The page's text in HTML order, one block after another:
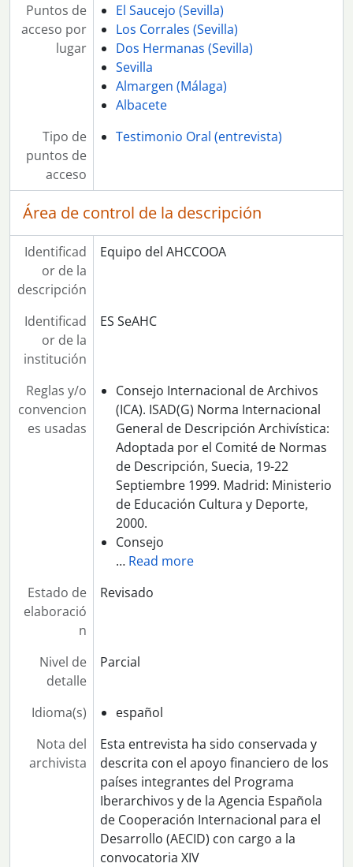
Puntos de
acceso por
lugar
El Saucejo (Sevilla)
Los Corrales (Sevilla)
Dos Hermanas (Sevilla)
Sevilla
Almargen (Málaga)
Albacete
Tipo de
puntos de
acceso
Testimonio Oral (entrevista)
Área de control de la descripción
Identificad
or de la
descripción
Equipo del AHCCOOA
Identificad
or de la
institución
ES SeAHC
Reglas y/o
convencion
es usadas
Consejo Internacional de Archivos
(ICA). ISAD(G) Norma Internacional
General de Descripción Archivística:
Adoptada por el Comité de Normas
de Descripción, Suecia, 19-22
Septiembre 1999. Madrid: Ministerio
de Educación Cultura y Deporte,
2000.
Consejo
… Read more
Estado de
elaboració
n
Revisado
Nivel de
detalle
Parcial
Idioma(s)
español
Nota del
archivista
Esta entrevista ha sido conservada y
descrita con el apoyo financiero de los
países integrantes del Programa
Iberarchivos y de la Agencia Española
de Cooperación Internacional para el
Desarrollo (AECID) con cargo a la
convocatoria XIV